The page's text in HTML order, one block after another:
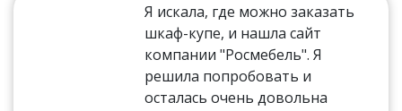
Я искала, где можно заказать
шкаф-купе, и нашла сайт
компании "Росмебель". Я
решила попробовать и
осталась очень довольна